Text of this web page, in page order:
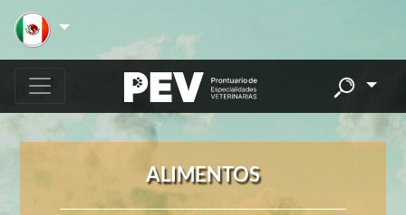
ALIMENTOS